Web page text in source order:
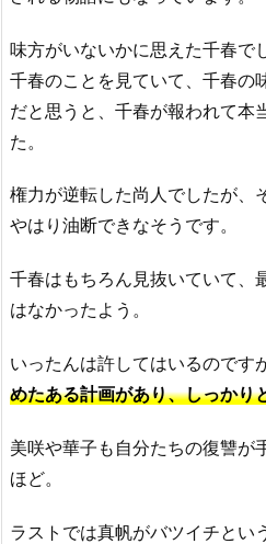
味方がいないかに思えた千春で
千春のことを見ていて、千春の
だと思うと、千春が報われて本
た。
権力が逆転した尚人でしたが、
やはり油断できなそうです。
千春はもちろん見抜いていて、
はなかったよう。
いったんは許してはいるのです
めたある計画があり、しっかり
美咲や華子も自分たちの復讐が
ほど。
ラストでは真帆がバツイチとい